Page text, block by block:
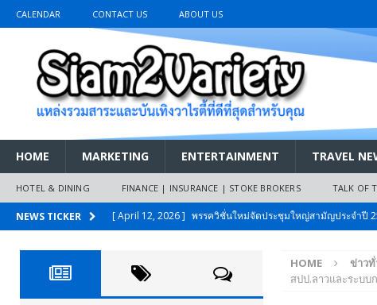
CALENDAR CONTACT US ABOUT US
HOME MARKETING ENTERTAINMENT TRAVEL
HOTEL & DINING FINANCE | INSURANCE | STOKE BROKERS TALK OF
NEWS TICKER [ April 12, 2026 ] พรรควิชั่นใหม่จัดประชุมใหญ่สามัญประจำปี
[ March 26, 2026 ]
เริ่มแล้วงานมหกรรมยานยนต์ The 47th
เมย.2569
AUTO NEWS
HOME ข่าวทั่
สปป.ลาวและระบ